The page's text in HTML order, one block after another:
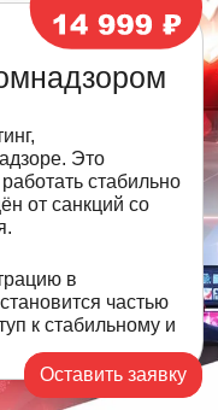
Это
стабильно
от санкций со
в
частью
к стабильному и
Оставить заявку